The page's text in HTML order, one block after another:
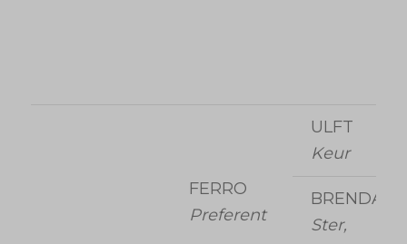
FERRO
Preferent
ULFT
Keur
BRENDA
Ster,